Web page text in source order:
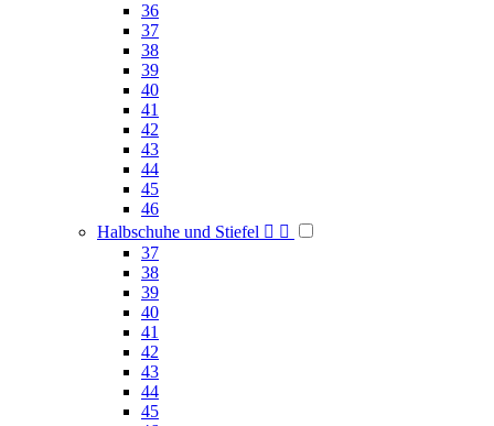
36
37
38
39
40
41
42
43
44
45
46
Halbschuhe und Stiefel  
37
38
39
40
41
42
43
44
45